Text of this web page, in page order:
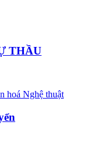
THẦU
hoá Nghệ thuật